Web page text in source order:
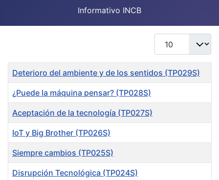
Informativo INCB
Display #
Title
Deterioro del ambiente y de los sentidos (TP029S)
¿Puede la máquina pensar? (TP028S)
Aceptación de la tecnología (TP027S)
IoT y Big Brother (TP026S)
Siempre cambios (TP025S)
Disrupción Tecnológica (TP024S)